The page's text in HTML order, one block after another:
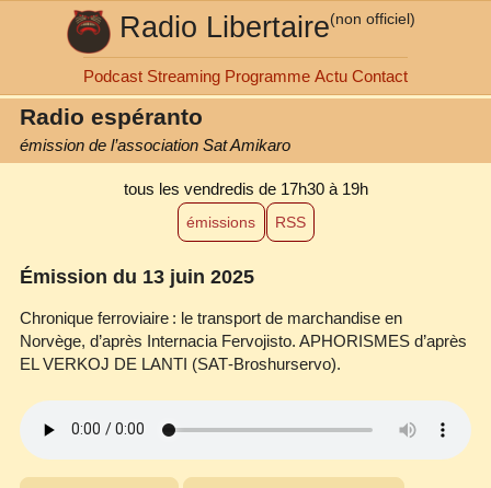
Radio Libertaire(non officiel)
Podcast Streaming Programme Actu Contact
Radio espéranto
émission de l’association Sat Amikaro
tous les vendredis de 17h30 à 19h
émissions RSS
Émission du 13 juin 2025
Chronique ferroviaire : le transport de marchandise en
Norvège, d’après Internacia Fervojisto. APHORISMES d’après
EL VERKOJ DE LANTI (SAT‐Broshurservo).